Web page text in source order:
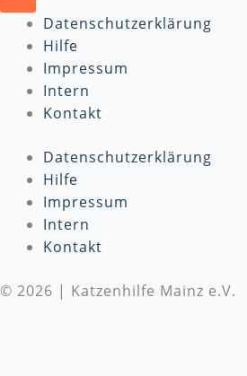
Datenschutzerklärung
Hilfe
Impressum
Intern
Kontakt
Datenschutzerklärung
Hilfe
Impressum
Intern
Kontakt
© 2026 | Katzenhilfe Mainz e.V.